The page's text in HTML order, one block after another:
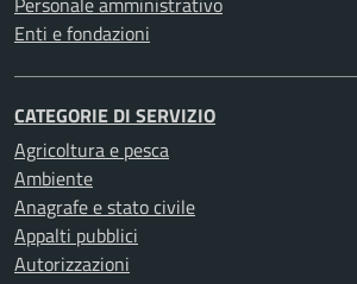
Enti e fondazioni
CATEGORIE DI SERVIZIO
Agricoltura e pesca
Ambiente
Anagrafe e stato civile
Appalti pubblici
Autorizzazioni